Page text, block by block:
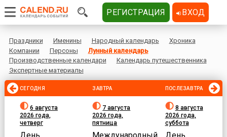
Праздники Именины Народный календарь
Хроника
Компании
Персоны
Лунный календарь
Производственные календари
Календарь путешественника
Экспертные материалы
СЕГОДНЯ
6 августа
2026 года,
четверг
ЗАВТРА
7 августа
2026 года,
пятница
ПОСЛЕЗАВТРА
8 августа
2026 года,
суббота
РЕГИСТРАЦИЯ ВХОД